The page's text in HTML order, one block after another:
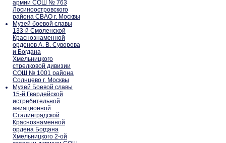
армии СОШ № 763
Лосиноостровского
района СВАО г. Москвы
Музей боевой славы
133-й Смоленской
Краснознаменной
орденов А. В. Суворова
и Богдана
Хмельницкого
стрелковой дивизии
СОШ № 1001 района
Солнцево г. Москвы
Музей Боевой славы
15-й Гвардейской
истребительной
авиационной
Сталинградской
Краснознаменной
ордена Богдана
Хмельницкого 2-ой